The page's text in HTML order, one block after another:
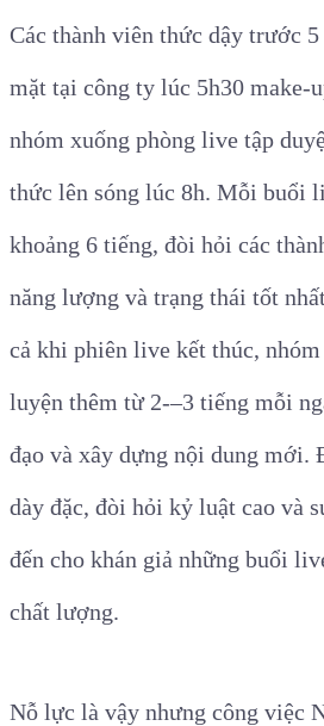
Các thành viên thức dậy trước
mặt tại công ty lúc 5h30 make-
nhóm xuống phòng live tập
thức lên sóng lúc 8h. Mỗi buổi
khoảng 6 tiếng, đòi hỏi các
năng lượng và trạng thái tốt
cả khi phiên live kết thúc,
luyện thêm từ 2-–3 tiếng mỗi
đạo và xây dựng nội dung
dày đặc, đòi hỏi kỷ luật cao và
đến cho khán giả những buổi
chất lượng.
Nỗ lực là vậy nhưng công việc